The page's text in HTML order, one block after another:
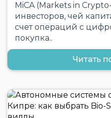
MiCA (Markets in
инвесторов, чей
счет операций с
покупка..
Читать